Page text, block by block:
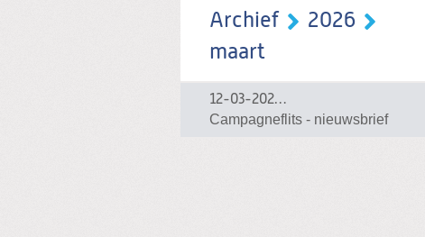
Archief
2026
maart
12-03-202612-03-2026 08:40
Campagneflits - nieuwsbrief